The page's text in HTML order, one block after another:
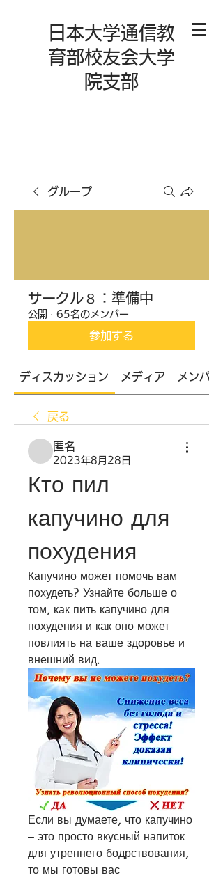
日本大学通信教
育部校友会大学
院支部
グループ
サークル８：準備中
公開 · 65名のメンバー
参加する
ディスカッション メディア メンバー
戻る
匿名
2023年8月28日
Кто пил
капучино для
похудения
Капучино может помочь вам
похудеть? Узнайте больше о
том, как пить капучино для
похудения и как оно может
повлиять на ваше здоровье и
внешний вид.
Если вы думаете, что капучино
– это просто вкусный напиток
для утреннего бодрствования,
то мы готовы вас